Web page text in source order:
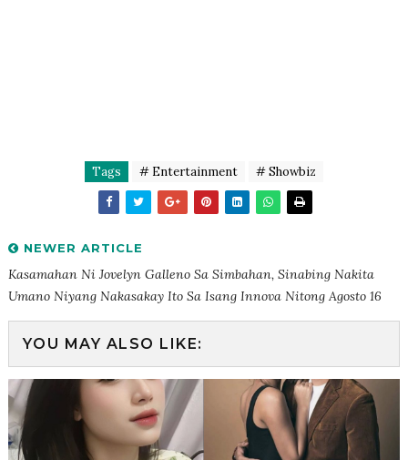
Tags # Entertainment # Showbiz
NEWER ARTICLE
Kasamahan Ni Jovelyn Galleno Sa Simbahan, Sinabing Nakita
Umano Niyang Nakasakay Ito Sa Isang Innova Nitong Agosto 16
YOU MAY ALSO LIKE: